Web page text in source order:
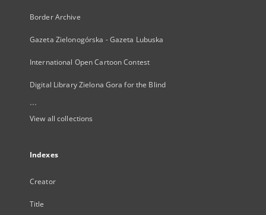
Border Archive
Gazeta Zielonogórska - Gazeta Lubuska
International Open Cartoon Contest
Digital Library Zielona Gora for the Blind
...
View all collections
Indexes
Creator
Title